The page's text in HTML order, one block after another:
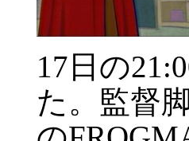
17日の
た。監督